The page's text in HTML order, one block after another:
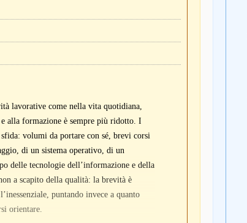
lavorative come nella vita quotidiana,
alla formazione è sempre più ridotto. I
volumi da portare con sé, brevi corsi
di un sistema operativo, di un
delle tecnologie dell’informazione e della
a scapito della qualità: la brevità è
puntando invece a quanto
orientare.